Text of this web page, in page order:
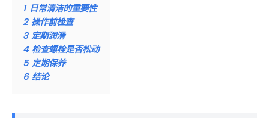
1 日常清洁的重要性
2 操作前检查
3 定期润滑
4 检查螺栓是否松动
5 定期保养
6 结论